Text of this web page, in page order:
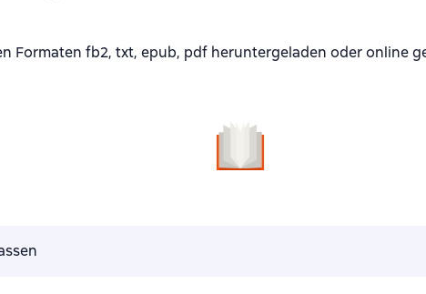
Formaten fb2, txt, epub, pdf heruntergeladen oder online